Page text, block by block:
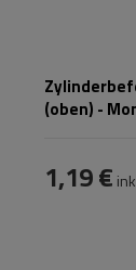
(oben) -
1,19 €